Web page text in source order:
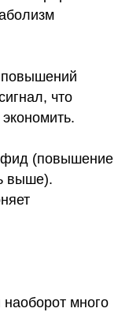
повышений
что
(повышение
выше).
много